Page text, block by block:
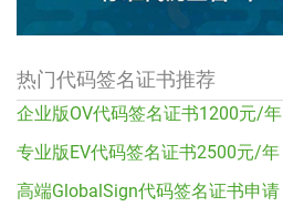
热门代码签名证书推荐
企业版OV代码签名证书1200元/年
专业版EV代码签名证书2500元/年
高端GlobalSign代码签名证书申请